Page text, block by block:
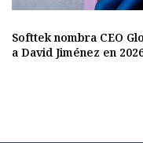
Softtek nombra CEO
a David Jiménez en